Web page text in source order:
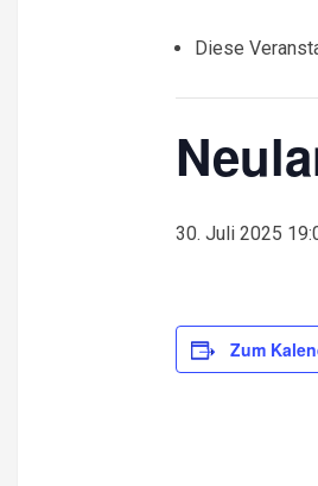
Diese
30. Juli 2025
Zum